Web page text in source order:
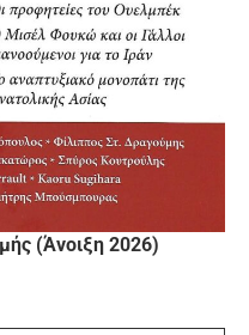
(Άνοιξη 2026)